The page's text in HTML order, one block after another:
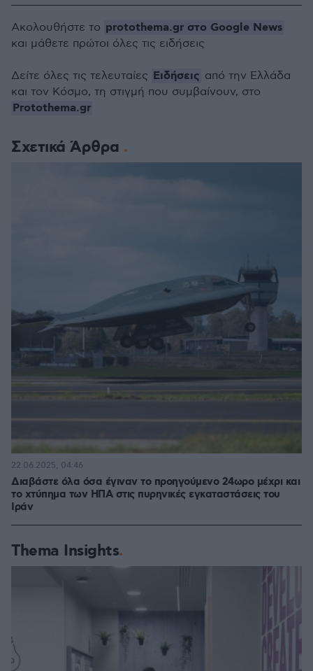
Σχετικά Άρθρα
Διαβάστε όλα όσα έγιναν το προηγούμενο 24ωρο μέχρι και
το χτύπημα των ΗΠΑ στις πυρηνικές εγκαταστάσεις του
Ιράν
22.06.2025, 04:46
Thema Insights
Ακολουθήστε το protothema.gr στο Google News
και μάθετε πρώτοι όλες τις ειδήσεις
Δείτε όλες τις τελευταίες Ειδήσεις από την Ελλάδα
και τον Κόσμο, τη στιγμή που συμβαίνουν, στο
Protothema.gr